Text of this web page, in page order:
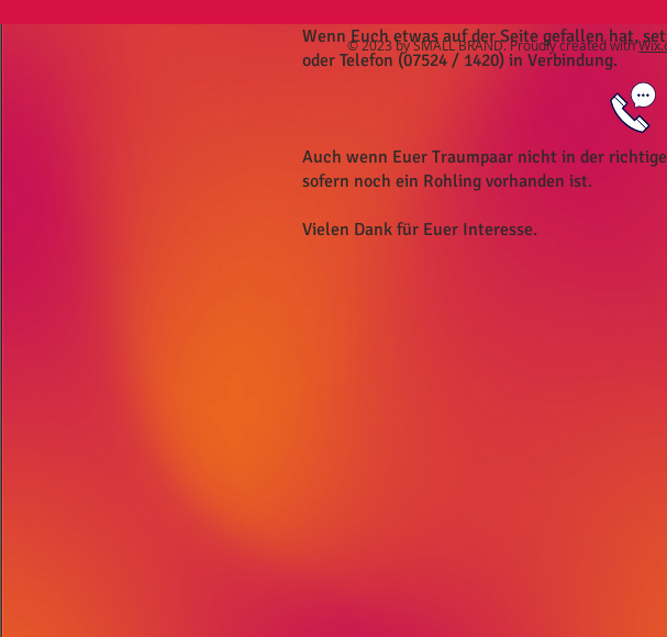
© 2023 by SMALL BRAND. Proudly created with
Wenn Euch etwas auf der Seite gefallen hat,
oder Telefon (07524 / 1420) in Verbindung.
Auch wenn Euer Traumpaar nicht in der
sofern noch ein Rohling vorhanden ist.
Vielen Dank für Euer Interesse.